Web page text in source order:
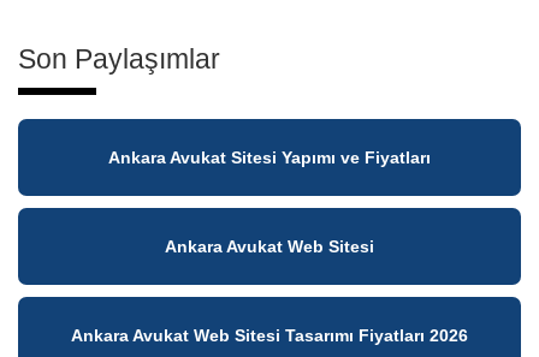
Son Paylaşımlar
Ankara Avukat Sitesi Yapımı ve Fiyatları
Ankara Avukat Web Sitesi
Ankara Avukat Web Sitesi Tasarımı Fiyatları 2026